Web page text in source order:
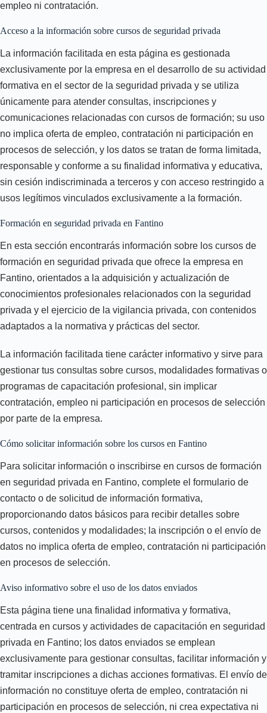
empleo ni contratación.
Acceso a la información sobre cursos de seguridad privada
La información facilitada en esta página es gestionada
exclusivamente por la empresa en el desarrollo de su actividad
formativa en el sector de la seguridad privada y se utiliza
únicamente para atender consultas, inscripciones y
comunicaciones relacionadas con cursos de formación; su uso
no implica oferta de empleo, contratación ni participación en
procesos de selección, y los datos se tratan de forma limitada,
responsable y conforme a su finalidad informativa y educativa,
sin cesión indiscriminada a terceros y con acceso restringido a
usos legítimos vinculados exclusivamente a la formación.
Formación en seguridad privada en Fantino
En esta sección encontrarás información sobre los cursos de
formación en seguridad privada que ofrece la empresa en
Fantino, orientados a la adquisición y actualización de
conocimientos profesionales relacionados con la seguridad
privada y el ejercicio de la vigilancia privada, con contenidos
adaptados a la normativa y prácticas del sector.
La información facilitada tiene carácter informativo y sirve para
gestionar tus consultas sobre cursos, modalidades formativas o
programas de capacitación profesional, sin implicar
contratación, empleo ni participación en procesos de selección
por parte de la empresa.
Cómo solicitar información sobre los cursos en Fantino
Para solicitar información o inscribirse en cursos de formación
en seguridad privada en Fantino, complete el formulario de
contacto o de solicitud de información formativa,
proporcionando datos básicos para recibir detalles sobre
cursos, contenidos y modalidades; la inscripción o el envío de
datos no implica oferta de empleo, contratación ni participación
en procesos de selección.
Aviso informativo sobre el uso de los datos enviados
Esta página tiene una finalidad informativa y formativa,
centrada en cursos y actividades de capacitación en seguridad
privada en Fantino; los datos enviados se emplean
exclusivamente para gestionar consultas, facilitar información y
tramitar inscripciones a dichas acciones formativas. El envío de
información no constituye oferta de empleo, contratación ni
participación en procesos de selección, ni crea expectativa ni